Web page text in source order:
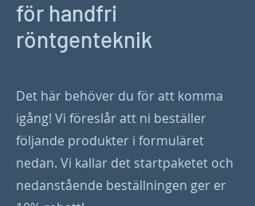
för handfri
röntgenteknik
Det här behöver du för att komma
igång! Vi föreslåratt ni beställer
följande produkter i formuläret
nedan. Vi kallar det startpaketet och
nedanstående beställningen ger er